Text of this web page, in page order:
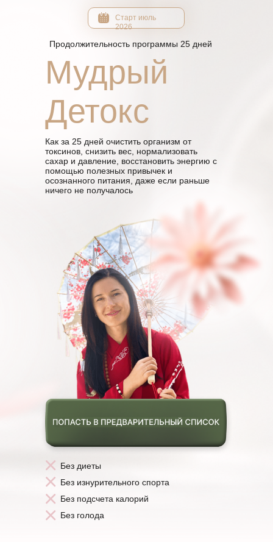
Без голода
Без подсчета калорий
Без изнурительного спорта
Без диеты
Как за 25 дней очистить организм от
токсинов, снизить вес, нормализовать
сахар и давление, восстановить энергию с
помощью полезных привычек и
осознанного питания, даже если раньше
ничего не получалось
Мудрый
Детокс
Старт июль
2026
Продолжительность программы 25 дней